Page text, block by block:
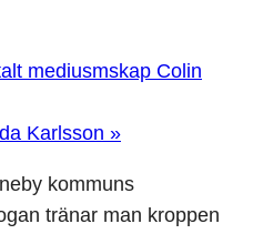
mediusmskap Colin
Karlsson »
kommuns
tränar man kroppen